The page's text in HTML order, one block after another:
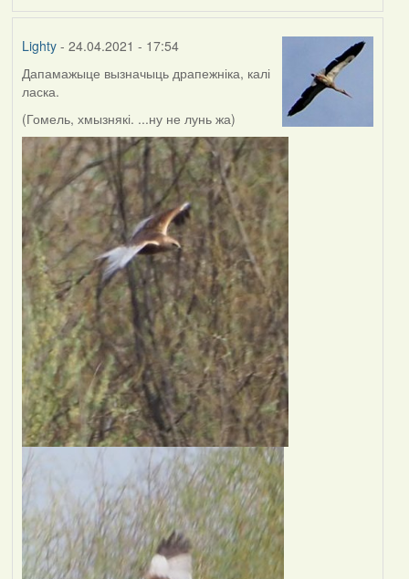
Lighty- 24.04.2021 - 17:54
Дапамажыце вызначыць драпежніка, калі
ласка.
(Гомель, хмызнякі. ...ну не лунь жа)